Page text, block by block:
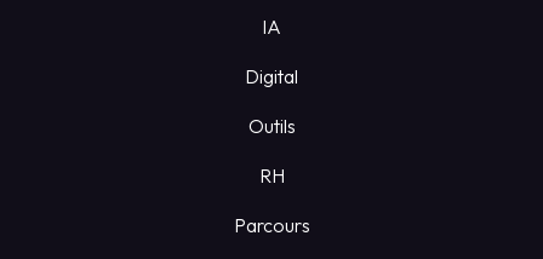
IA
Digital
Outils
RH
Parcours